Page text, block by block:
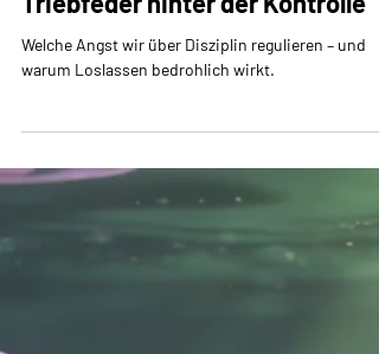
Ute Müller
4 Min. Lesezeit
Perspektive: Die unsichtbare
Triebfeder hinter der Kontrolle
Welche Angst wir über Disziplin regulieren – und